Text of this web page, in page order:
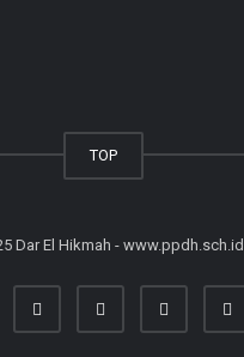
TOP
Dar El Hikmah - www.ppdh.sch.id